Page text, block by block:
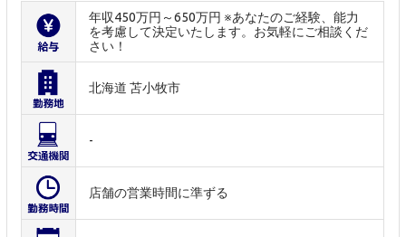
年収450万円～650万円 ※あなたのご経験、能力
を考慮して決定いたします。お気軽にご相談くだ
さい！
北海道 苫小牧市
-
店舗の営業時間に準ずる